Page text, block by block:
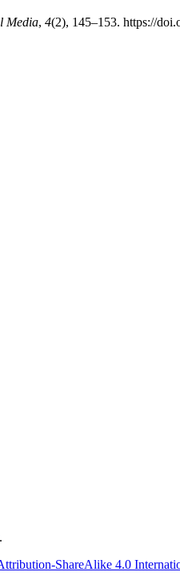
Media, 4(2), 145–153. https://
.
ShareAlike 4.0